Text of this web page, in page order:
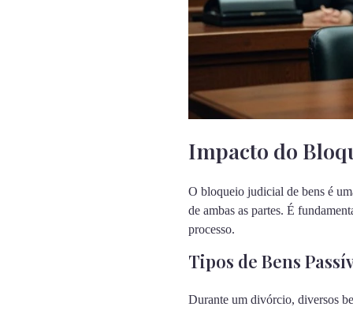
Impacto do
O bloqueio judicial de bens é
de ambas as partes. É
processo.
Tipos de Bens
Durante um divórcio, diversos